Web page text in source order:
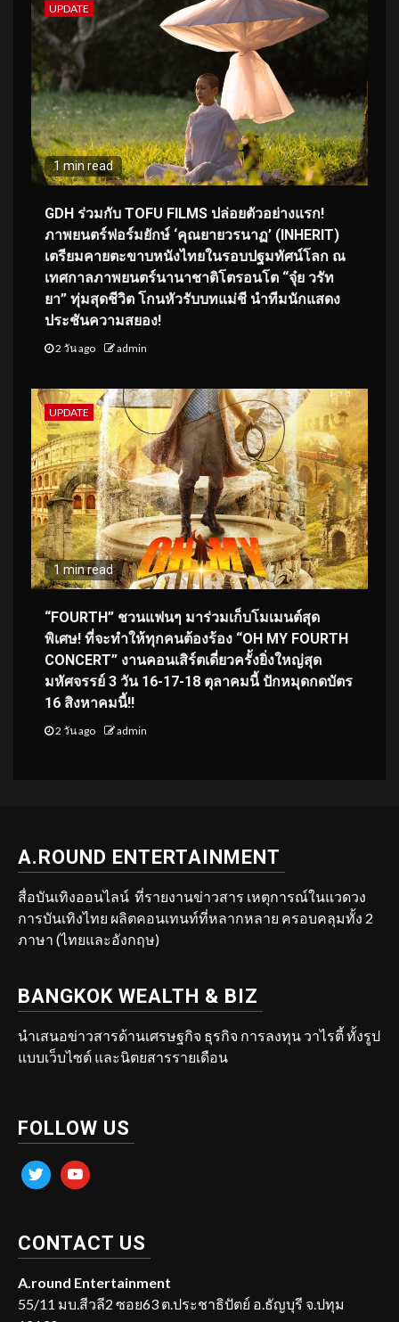
UPDATE
1 min read
GDH ร่วมกับ TOFU FILMS ปล่อยตัวอย่างแรก!
ภาพยนตร์ฟอร์มยักษ์ ‘คุณยายวรนาฏ’ (INHERIT)
เตรียมคายตะขาบหนังไทยในรอบปฐมทัศน์โลก ณ
เทศกาลภาพยนตร์นานาชาติโตรอนโต “จุ๋ย วรัท
ยา” ทุ่มสุดชีวิต โกนหัวรับบทแม่ชี นำทีมนักแสดง
ประชันความสยอง!
2 วัน ago admin
UPDATE
1 min read
“FOURTH” ชวนแฟนๆ มาร่วมเก็บโมเมนต์สุด
พิเศษ! ที่จะทำให้ทุกคนต้องร้อง “OH MY FOURTH
CONCERT” งานคอนเสิร์ตเดี่ยวครั้งยิ่งใหญ่สุด
มหัศจรรย์ 3 วัน 16-17-18 ตุลาคมนี้ ปักหมุดกดบัตร
16 สิงหาคมนี้!!
2 วัน ago admin
A.ROUND ENTERTAINMENT
สื่อบันเทิงออนไลน์ ที่รายงานข่าวสาร เหตุการณ์ในแวดวง
การบันเทิงไทย ผลิตคอนเทนท์ที่หลากหลาย ครอบคลุมทั้ง 2
ภาษา (ไทยและอังกฤษ)
BANGKOK WEALTH & BIZ
นำเสนอข่าวสารด้านเศรษฐกิจ ธุรกิจ การลงทุน วาไรตี้ ทั้งรูป
แบบเว็บไซต์ และนิตยสารรายเดือน
FOLLOW US
twitter youtube
CONTACT US
A.round Entertainment
55/11 มบ.สีวลี2 ซอย63 ต.ประชาธิปัตย์ อ.ธัญบุรี จ.ปทุม